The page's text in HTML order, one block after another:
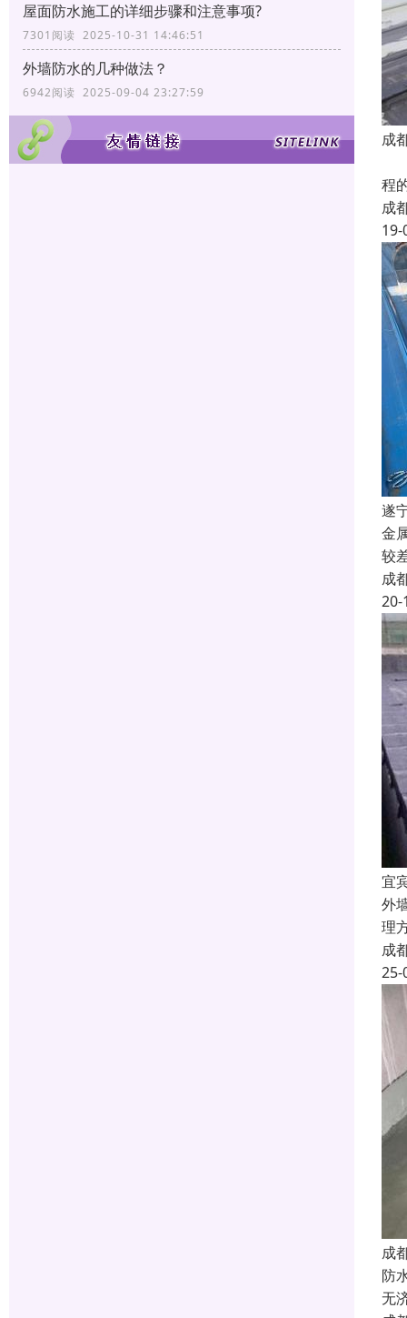
屋面防水施工的详细步骤和注意事项?
7301阅读 2025-10-31 14:46:51
外墙防水的几种做法？
6942阅读 2025-09-04 23:27:59
成
程
成
19-
遂
金
较
成
20-
宜
外
理
成
25-
成
防
无